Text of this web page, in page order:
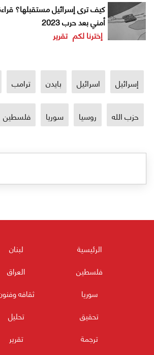
كيف ترى إسرائيل مستقبلها؟
أمني بعد حرب 2023
إخترنا لكم تقرير
إسرائيل اسرائيل بايدن ترامب
حزب الله روسيا سوريا فلسطين
الرئيسية
لبنان
فلسطين
العراق
سوريا
ثقافه
تحقيق
تحليل
ترجمة
تقرير